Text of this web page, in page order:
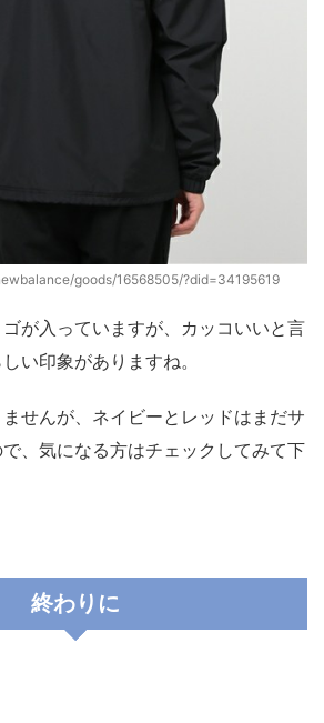
goods/16568505/?did=34195619
が入っていますが、カッコいいと言
い印象がありますね。
せんが、ネイビーとレッドはまだサ
、気になる方はチェックしてみて下
終わりに